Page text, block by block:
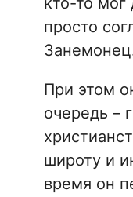
просто
При этом
очередь –
широту и
время он